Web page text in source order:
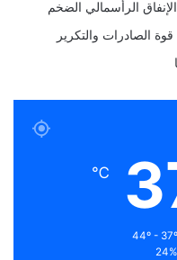
الأعمال النهائي للقمة
الصادرات والتكرير
℃
24%